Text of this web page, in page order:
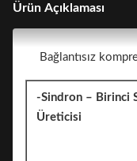
Ürün Açıklaması
Bağlantısız
-Sindron – Birinci
Üreticisi